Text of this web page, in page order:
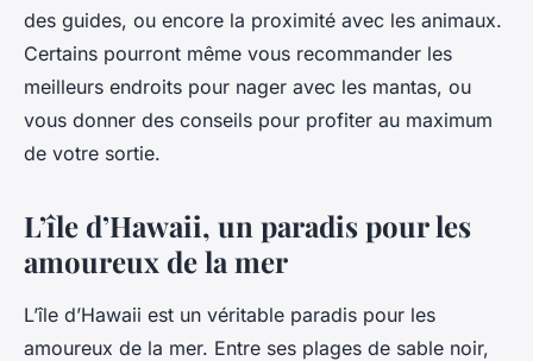
des guides, ou encore la proximité avec les animaux.
Certains pourront même vous recommander les
meilleurs endroits pour nager avec les mantas, ou
vous donner des conseils pour profiter au maximum
de votre sortie.
L’île d’Hawaii, un paradis pour les
amoureux de la mer
L’île d’Hawaii est un véritable paradis pour les
amoureux de la mer. Entre ses plages de sable noir,